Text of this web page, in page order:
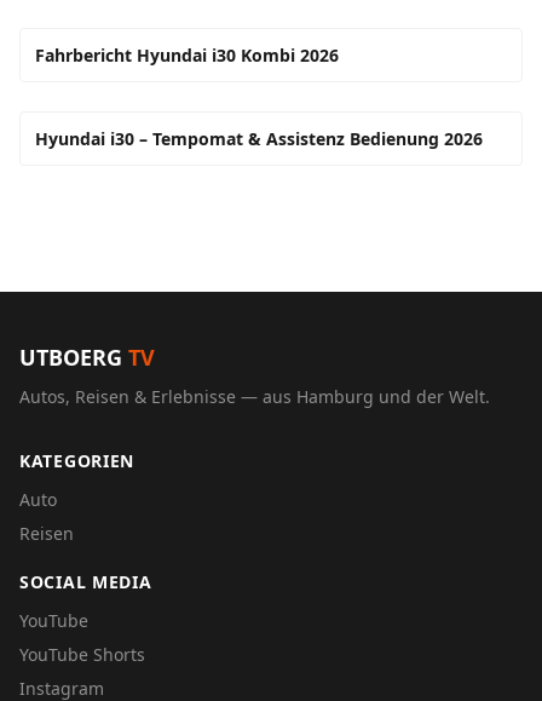
Fahrbericht Hyundai i30 Kombi 2026
Hyundai i30 – Tempomat & Assistenz Bedienung 2026
UTBOERG TV
Autos, Reisen & Erlebnisse — aus Hamburg und der Welt.
KATEGORIEN
Auto
Reisen
SOCIAL MEDIA
YouTube
YouTube Shorts
Instagram